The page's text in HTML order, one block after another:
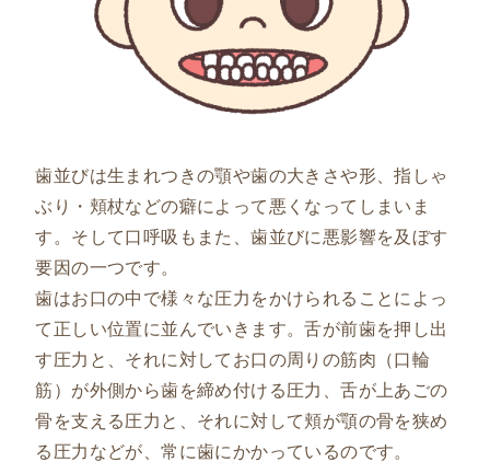
歯並びは生まれつきの顎や歯の大きさや形、指しゃ
ぶり・頬杖などの癖によって悪くなってしまいま
す。そして口呼吸もまた、歯並びに悪影響を及ぼす
要因の一つです。
歯はお口の中で様々な圧力をかけられることによっ
て正しい位置に並んでいきます。舌が前歯を押し出
す圧力と、それに対してお口の周りの筋肉（口輪
筋）が外側から歯を締め付ける圧力、舌が上あごの
骨を支える圧力と、それに対して頬が顎の骨を狭め
る圧力などが、常に歯にかかっているのです。